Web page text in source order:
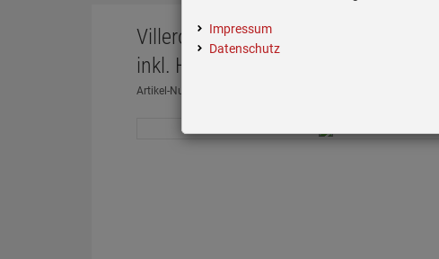
Villeroy & Boch Spülstein
inkl. Hahnlöcher für Armatur u.
Artikel-Nummer:
Impressum
Datenschutz